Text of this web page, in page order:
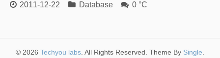
2011-12-22 Database 0 °C
© 2026 Techyou labs . All Rights Reserved. Theme By Single